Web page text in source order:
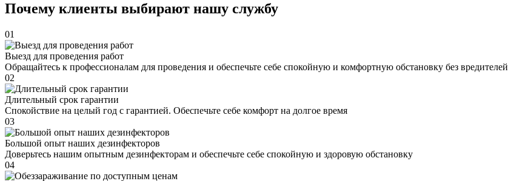
Почему клиенты выбирают нашу службу
01
Выезд для проведения работ
Обращайтесь к профессионалам для проведения и обеспечьте себе спокойную и комфортную обстановку без вредителей
02
Длительный срок гарантии
Спокойствие на целый год с гарантией. Обеспечьте себе комфорт на долгое время
03
Большой опыт наших дезинфекторов
Доверьтесь нашим опытным дезинфекторам и обеспечьте себе спокойную и здоровую обстановку
04